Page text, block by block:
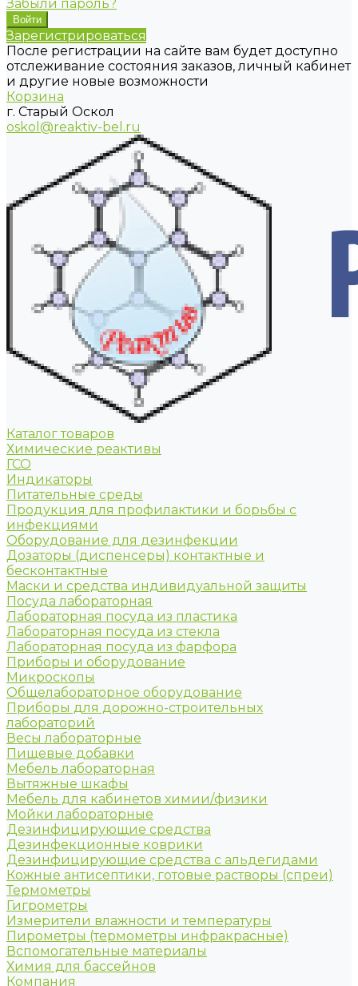
Забыли пароль?
Зарегистрироваться
После регистрации на сайте вам будет доступно
отслеживание состояния заказов, личный кабинет
и другие новые возможности
Корзина
г. Старый Оскол
oskol@reaktiv-bel.ru
Каталог товаров
Химические реактивы
ГСО
Индикаторы
Питательные среды
Продукция для профилактики и борьбы с
инфекциями
Оборудование для дезинфекции
Дозаторы (диспенсеры) контактные и
бесконтактные
Маски и средства индивидуальной защиты
Посуда лабораторная
Лабораторная посуда из пластика
Лабораторная посуда из стекла
Лабораторная посуда из фарфора
Приборы и оборудование
Микроскопы
Общелабораторное оборудование
Приборы для дорожно-строительных
лабораторий
Весы лабораторные
Пищевые добавки
Мебель лабораторная
Вытяжные шкафы
Мебель для кабинетов химии/физики
Мойки лабораторные
Дезинфицирующие средства
Дезинфекционные коврики
Дезинфицирующие средства с альдегидами
Кожные антисептики, готовые растворы (спреи)
Термометры
Гигрометры
Измерители влажности и температуры
Пирометры (термометры инфракрасные)
Вспомогательные материалы
Химия для бассейнов
Компания